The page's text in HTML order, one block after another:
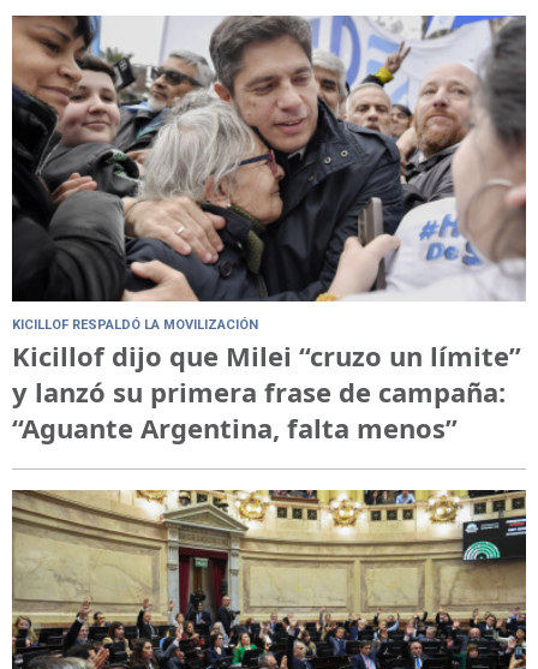
KICILLOF RESPALDÓ LA MOVILIZACIÓN
Kicillof dijo que Milei “cruzo un límite”
y lanzó su primera frase de campaña:
“Aguante Argentina, falta menos”